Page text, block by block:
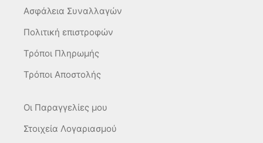
Ασφάλεια Συναλλαγών
Πολιτική επιστροφών
Τρόποι Πληρωμής
Τρόποι Αποστολής
Οι Παραγγελίες μου
Στοιχεία Λογαριασμού